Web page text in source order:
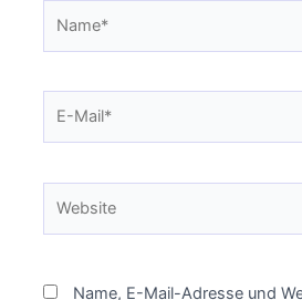
Mail*
Name, E-Mail-Adresse und